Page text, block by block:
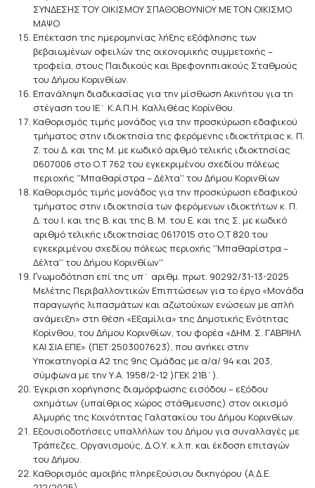
ΣΥΝΔΕΣΗΣ ΤΟΥ ΟΙΚΙΣΜΟΥ ΣΠΑΘΟΒΟΥΝΙΟΥ ΜΕ ΤΟΝ ΟΙΚΙΣΜΟ
ΜΑΨΟ
Επέκταση της ημερομηνίας λήξης εξόφλησης των
βεβαιωμένων οφειλών της οικονομικής συμμετοχής –
τροφεία, στους Παιδικούς και Βρεφονηπιακούς Σταθμούς
του Δήμου Κορινθίων.
Επανάληψη διαδικασίας για την μίσθωση Ακινήτου για τη
στέγαση του ΙΕ΄ Κ.Α.Π.Η. Καλλιθέας Κορίνθου.
Καθορισμός τιμής μονάδος για την προσκύρωση εδαφικού
τμήματος στην ιδιοκτησία της φερόμενης ιδιοκτήτριας κ. Π.
Ζ. του Δ. και της Μ. με κωδικό αριθμό τελικής ιδιοκτησίας
0607006 στο Ο.Τ 762 του εγκεκριμένου σχεδίου πόλεως
περιοχής ''Μπαθαρίστρα – Δέλτα'' του Δήμου Κορινθίων
Καθορισμός τιμής μονάδος για την προσκύρωση εδαφικού
τμήματος στην ιδιοκτησία των φερόμενων ιδιοκτήτων κ. Π.
Δ. του Ι. και της Β. και της Β. Μ. του Ε. και της Σ. με κωδικό
αριθμό τελικής ιδιοκτησίας 0617015 στο Ο.Τ 820 του
εγκεκριμένου σχεδίου πόλεως περιοχής ''Μπαθαρίστρα –
Δέλτα'' του Δήμου Κορινθίων''
Γνωμοδότηση επί της υπ΄ αριθμ. πρωτ. 90292/31-13-2025
Μελέτης Περιβαλλοντικών Επιπτώσεων για το έργο «Μονάδα
παραγωγής λιπασμάτων και αζωτούχων ενώσεων με απλή
ανάμειξη» στη θέση «Εξαμίλια» της Δημοτικής Ενότητας
Κορίνθου, του Δήμου Κορινθίων, του φορέα «ΔΗΜ. Σ. ΓΑΒΡΙΗΛ
ΚΑΙ ΣΙΑ ΕΠΕ» (ΠΕΤ:2503007623), που ανήκει στην
Υποκατηγορία Α2 της 9ης Ομάδας με α/α/ 94 και 203,
σύμφωνα με την Υ.Α. 1958/2-12 )ΓΕΚ 21Β΄).
Έγκριση χορήγησης διαμόρφωσης εισόδου – εξόδου
οχημάτων (υπαίθριος χώρος στάθμευσης) στον οικισμό
Αλμυρής της Κοινότητας Γαλατακίου του Δήμου Κορινθίων.
Εξουσιοδοτήσεις υπαλλήλων του Δήμου για συναλλαγές με
Τράπεζες, Οργανισμούς, Δ.Ο.Υ. κ.λ.π. και έκδοση επιταγών
του Δήμου.
Καθορισμός αμοιβής πληρεξούσιου δικηγόρου (Α.Δ.Ε.